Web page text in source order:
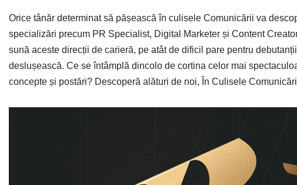
Orice tânăr determinat să pășească în culisele Comunicării va
specializări precum PR Specialist, Digital Marketer și Content
sună aceste direcții de carieră, pe atât de dificil pare pentru
deslușească. Ce se întâmplă dincolo de cortina celor mai
concepte și postări? Descoperă alături de noi, În Culisele